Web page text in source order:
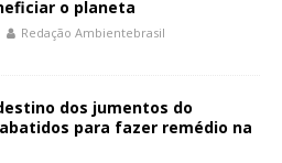
o planeta
Redação Ambientebrasil
dos jumentos do
para fazer remédio na